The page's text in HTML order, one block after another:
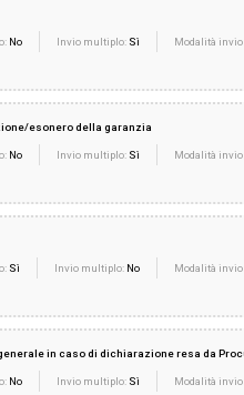
No Invio multiplo: Sì
Modalità
esonero della garanzia
No Invio multiplo: Sì
Modalità
Sì Invio multiplo: No
Modalità
in caso di dichiarazione resa da
No Invio multiplo: Sì
Modalità